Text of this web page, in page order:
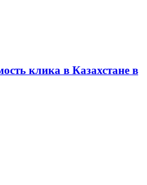
клика в Казахстане в